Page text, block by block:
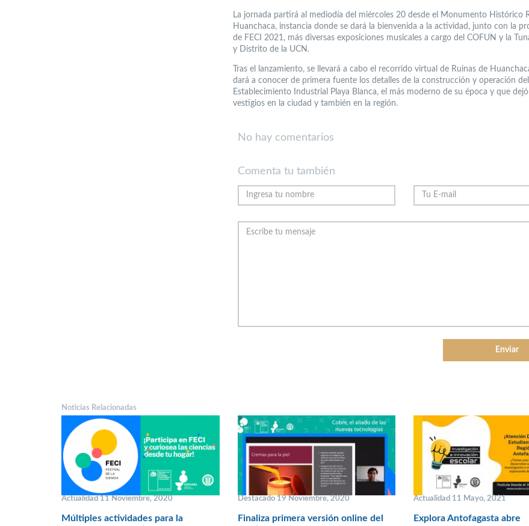
La jornada partirá al mediodía del miércoles 20 desde el Monumento Histórico
Huanchaca, instancia donde se dará la bienvenida a la actividad, junto con la
de FECI 2021, más diversas exposiciones musicales a cargo del COFUN y la
y Distrito de la UCN.
Tras el lanzamiento, se llevará a cabo el recorrido virtual de Ruinas de
dará a conocer de primera fuente los detalles de la construcción y operación del
Establecimiento Industrial Playa Blanca, el más moderno de su época y que
vestigios en la ciudad y también en la región.
No hay comentarios
Comenta tu también
Noticias Relacionadas
Actualidad 11 Noviembre, 2020
Múltiples actividades para la
Destacado 19 Noviembre, 2020
Finaliza primera versión online del
Actualidad 11 Mayo, 2021
Explora Antofagasta abre